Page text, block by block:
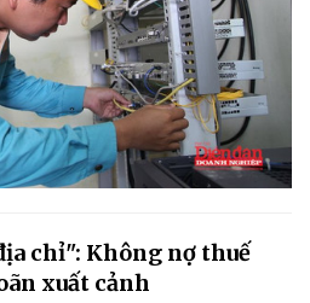
chỉ": Không nợ thuế
xuất cảnh